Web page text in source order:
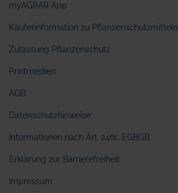
myAGRAR App
Käuferinformation zu Pflanzenschutzmitteln
Zulassung Pflanzenschutz
Printmedien
AGB
Datenschutzhinweise
Informationen nach Art. 246c EGBGB
Erklärung zur Barrierefreiheit
Impressum